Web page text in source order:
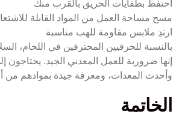
احتفظ بطفايات الحريق بالقرب منك
مسح مساحة العمل من المواد القابلة
ارتدِ ملابس مقاومة للهب مناسبة
بالنسبة للحرفيين المحترفين في اللحام،
إنها ضرورية للعمل المعدني الجيد. يحتاجون
وأحدث المعدات، ومعرفة جيدة بموادهم من
الخاتمة